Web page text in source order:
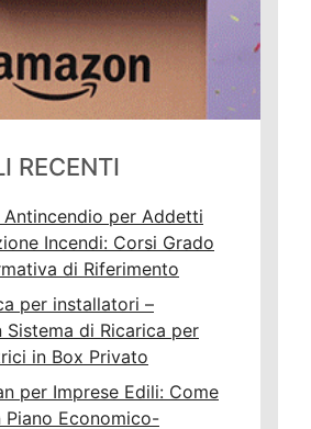
RECENTI
Antincendio per Addetti
Incendi: Corsi Grado
di Riferimento
per installatori –
Sistema di Ricarica per
in Box Privato
per Imprese Edili: Come
Piano Economico-